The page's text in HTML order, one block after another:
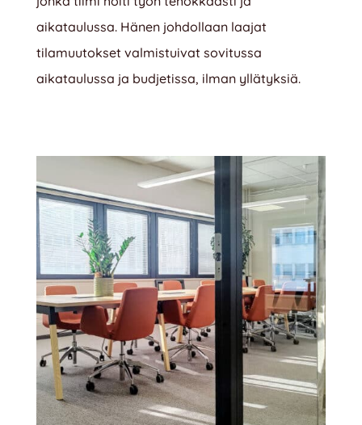
aikataulussa. Hänen johdollaan laajat
tilamuutokset valmistuivat sovitussa
aikataulussa ja budjetissa, ilman yllätyksiä.